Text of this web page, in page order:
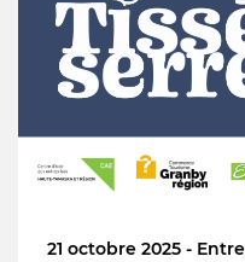
21 octobre 2025 -